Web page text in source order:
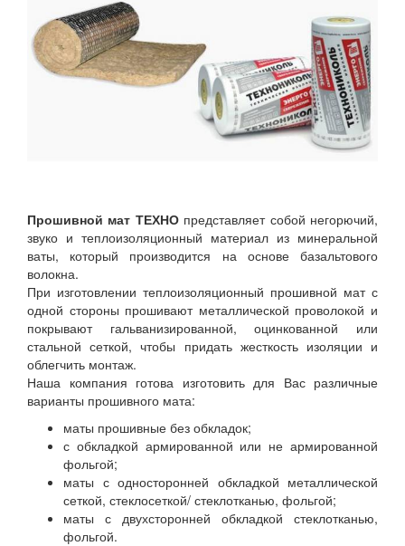
Прошивной мат ТЕХНОпредставляет собой негорючий,
звуко и теплоизоляционный материал из минеральной
ваты, который производится на основе базальтового
волокна.
При изготовлении теплоизоляционный прошивной мат с
одной стороны прошивают металлической проволокой и
покрывают гальванизированной, оцинкованной или
стальной сеткой, чтобы придать жесткость изоляции и
облегчить монтаж.
Наша компания готова изготовить для Вас различные
варианты прошивного мата:
маты прошивные без обкладок;
с обкладкой армированной или не армированной
фольгой;
маты с односторонней обкладкой металлической
сеткой, стеклосеткой/ стеклотканью, фольгой;
маты с двухсторонней обкладкой стеклотканью,
фольгой.